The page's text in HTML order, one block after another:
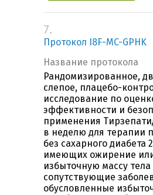
7.
Протокол I8F-MC-GPHK
Название протокола
Рандомизированное,
слепое, плацебо-
исследование по
эффективности и
применения
в неделю для терапии
без сахарного диабета
имеющих ожирение
избыточную массу тела
сопутствующие
обусловленные